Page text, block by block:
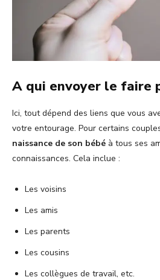
A qui envoyer le faire
Ici, tout dépend des liens que vous
votre entourage. Pour certains
naissance de son bébé à tous ses
connaissances. Cela inclue :
Les voisins
Les amis
Les parents
Les cousins
Les collègues de travail, etc.